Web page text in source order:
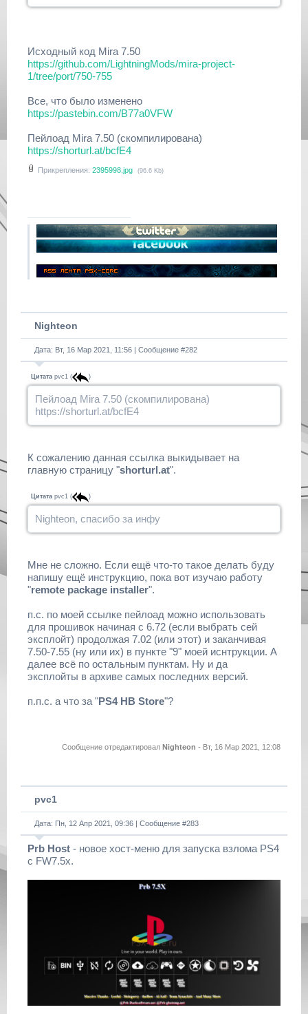
Исходный код Mira 7.50
https://github.com/LightningMods/mira-project-
1/tree/port/750-755
Все, что было изменено
https://pastebin.com/B77a0VFW
Пейлоад Mira 7.50 (скомпилирована)
https://shorturl.at/bcfE4
Прикрепления: 2395998.jpg (96.6 Kb)
Nighteon
Дата: Вт, 16 Мар 2021, 11:56 | Сообщение #282
Цитата pvc1 ( )
Пейлоад Mira 7.50 (скомпилирована)
https://shorturl.at/bcfE4
К сожалению данная ссылка выкидывает на
главную страницу "shorturl.at".
Цитата pvc1 ( )
Nighteon, спасибо за инфу
Мне не сложно. Если ещё что-то такое делать буду
напишу ещё инструкцию, пока вот изучаю работу
"remote package installer".
п.с. по моей ссылке пейлоад можно использовать
для прошивок начиная с 6.72 (если выбрать сей
эксплойт) продолжая 7.02 (или этот) и заканчивая
7.50-7.55 (ну или их) в пункте "9" моей иснтрукции. А
далее всё по остальным пунктам. Ну и да
эксплойты в архиве самых последних версий.
п.п.с. а что за "PS4 HB Store"?
Сообщение отредактировал Nighteon - Вт, 16 Мар 2021, 12:08
pvc1
Дата: Пн, 12 Апр 2021, 09:36 | Сообщение #283
Prb Host - новое хост-меню для запуска взлома PS4
с FW7.5x.